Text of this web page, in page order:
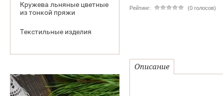
Кружева льняные цветные
из тонкой пряжи
Текстильные изделия
Рейтинг: (0 голосов)
Описание